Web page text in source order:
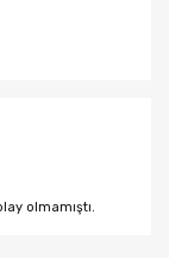
olmamıştı.